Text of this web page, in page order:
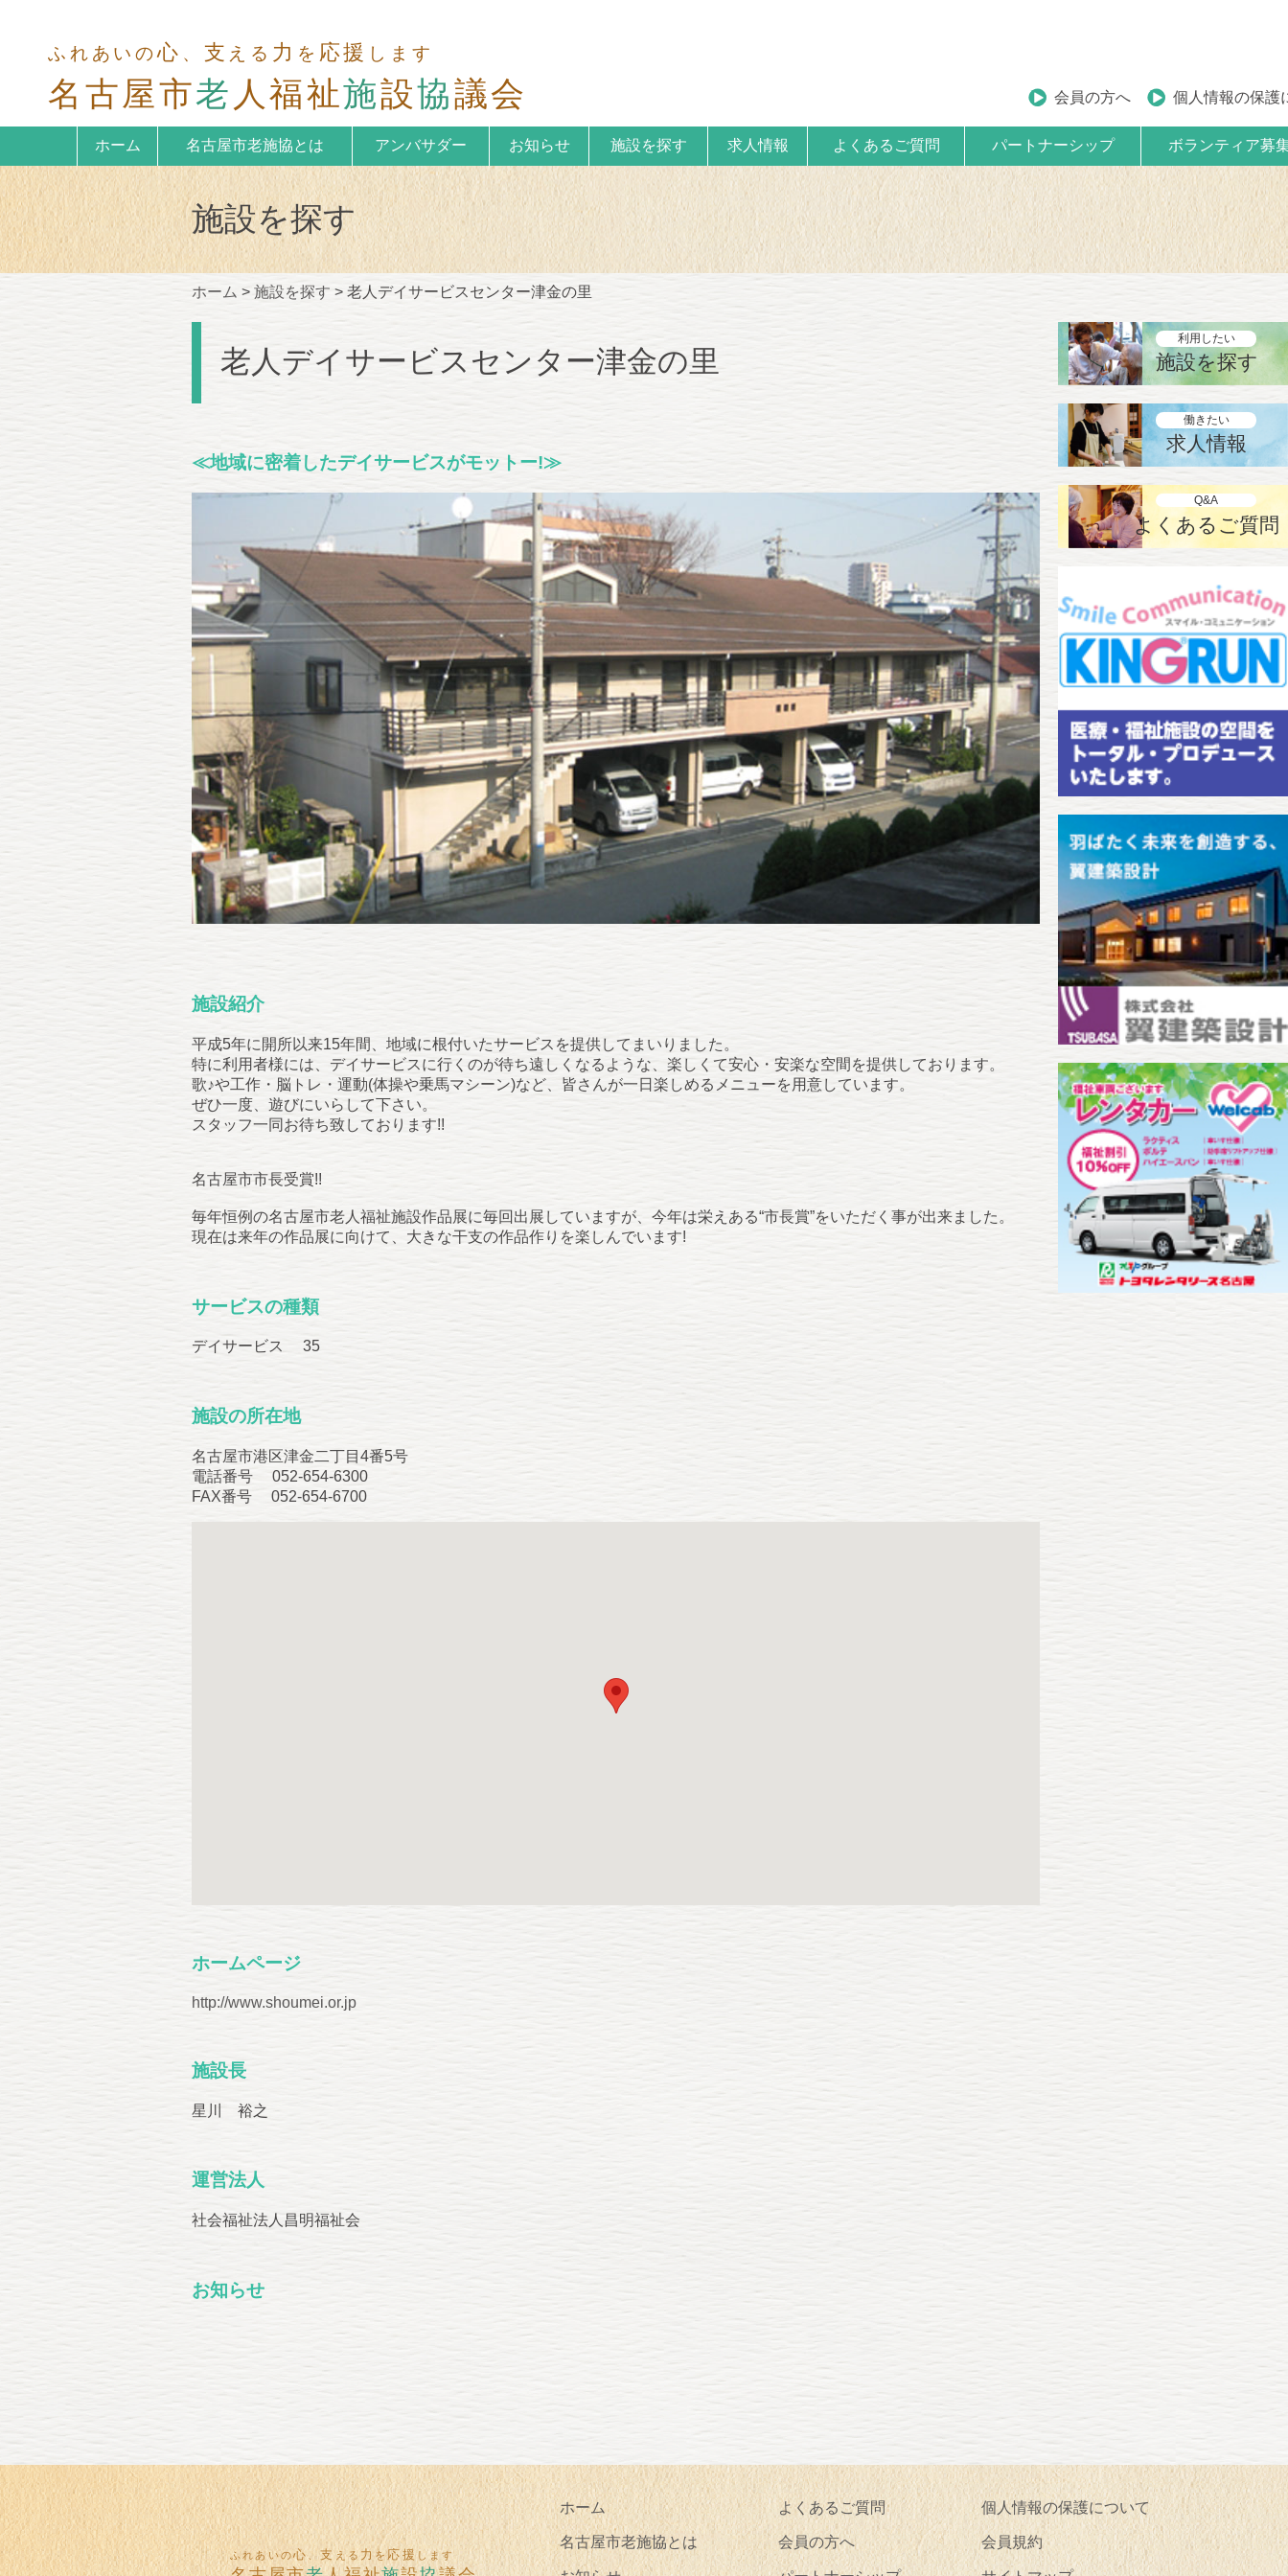
ふれあいの心 、 支 える 力 を 応援 します
名古屋市老 人福祉施設協議会 会員の方へ 個人情報の保護
ホーム 名古屋市老施協とは アンバサダー お知らせ 施設を探す 求人情報 よくあるご質問 パートナーシップ ボランティア募
施設を探す
ホーム > 施設を探す > 老人デイサービスセンター津金の里
老人デイサービスセンター津金の里
≪地域に密着したデイサービスがモットー!≫
施設紹介
平成5年に開所以来15年間、地域に根付いたサービスを提供してまいりました。
特に利用者様には、デイサービスに行くのが待ち遠しくなるような、楽しくて安心・安楽な空間を提供しております。
歌♪や工作・脳トレ・運動(体操や乗馬マシーン)など、皆さんが一日楽しめるメニューを用意しています。
ぜひ一度、遊びにいらして下さい。
スタッフ一同お待ち致しております!!
名古屋市市長受賞!!
毎年恒例の名古屋市老人福祉施設作品展に毎回出展していますが、今年は栄えある“市長賞”をいただく事が出来ました。
現在は来年の作品展に向けて、大きな干支の作品作りを楽しんでいます!
サービスの種類
デイサービス 35
施設の所在地
名古屋市港区津金二丁目4番5号
電話番号 052‐654‐6300
FAX番号 052‐654‐6700
ホームページ
http://www.shoumei.or.jp
施設長
星川 裕之
運営法人
社会福祉法人昌明福祉会
お知らせ
利用したい
施設を探す
働きたい
求人情報
Q&A
よくあるご質問
ふれあいの心、支える 力を応援します
ホーム
名古屋市老施協とは
よくあるご質問
会員の方へ
個人情報の保護について
会員規約